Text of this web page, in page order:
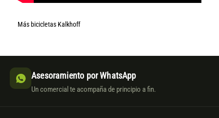
Más bicicletas Kalkhoff
Asesoramiento por WhatsApp
Un comercial te acompaña de principio a fin.